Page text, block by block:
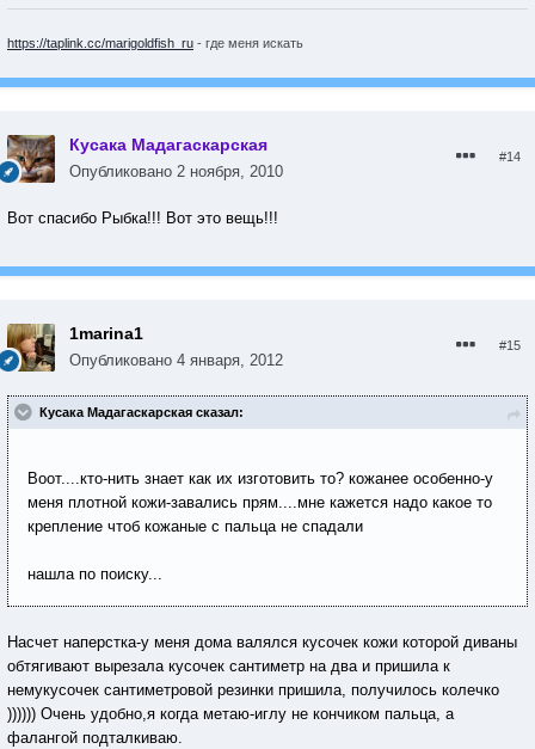
https://taplink.cc/marigoldfish_ru - где меня искать
Кусака Мадагаскарская
Опубликовано 2 ноября, 2010
#14
Вот спасибо Рыбка!!! Вот это вещь!!!
1marina1
Опубликовано 4 января, 2012
#15
Кусака Мадагаскарская сказал:
Воот....кто-нить знает как их изготовить то? кожанее особенно-у
меня плотной кожи-завались прям....мне кажется надо какое то
крепление чтоб кожаные с пальца не спадали
нашла по поиску...
Насчет наперстка-у меня дома валялся кусочек кожи которой диваны
обтягивают вырезала кусочек сантиметр на два и пришила к
немукусочек сантиметровой резинки пришила, получилось колечко
)))))) Очень удобно,я когда метаю-иглу не кончиком пальца, а
фалангой подталкиваю.